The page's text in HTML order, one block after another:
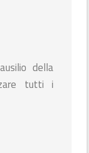
della
tutti i